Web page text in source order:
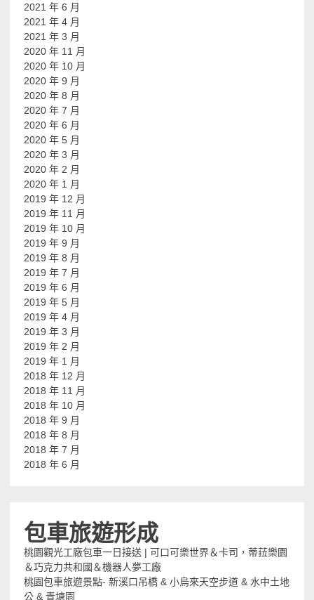
2021 年 6 月
2021 年 4 月
2021 年 3 月
2020 年 11 月
2020 年 10 月
2020 年 9 月
2020 年 8 月
2020 年 7 月
2020 年 6 月
2020 年 5 月
2020 年 3 月
2020 年 2 月
2020 年 1 月
2019 年 12 月
2019 年 11 月
2019 年 10 月
2019 年 9 月
2019 年 8 月
2019 年 7 月
2019 年 6 月
2019 年 5 月
2019 年 4 月
2019 年 3 月
2019 年 2 月
2019 年 1 月
2018 年 12 月
2018 年 11 月
2018 年 10 月
2018 年 9 月
2018 年 8 月
2018 年 7 月
2018 年 6 月
包車旅遊形成
桃園觀光工廠包車一日接送 | 可口可樂世界＆卡司，蒂菈樂園
＆巧克力共和國＆機器人夢工廠
桃園包車旅遊景點- 新溪口吊橋 & 小烏來天空步道 & 水中土地
公 & 青塘園